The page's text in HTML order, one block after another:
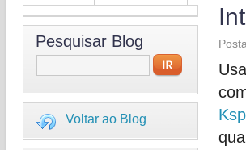
Pesquisar Blog
Voltar ao Blog